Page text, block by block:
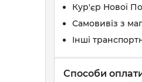
Кур'єр Нової
Самовивіз з
Інші
Способи